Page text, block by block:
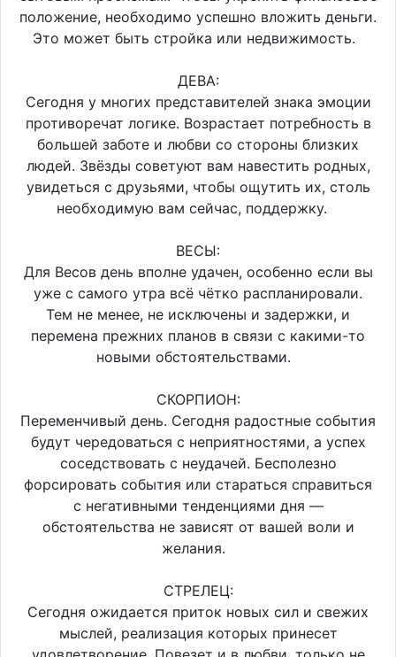
положение, необходимо успешно вложить деньги.
Это может быть стройка или недвижимость.
ДЕВА:
Сегодня у многих представителей знака эмоции
противоречат логике. Возрастает потребность в
большей заботе и любви со стороны близких
людей. Звёзды советуют вам навестить родных,
увидеться с друзьями, чтобы ощутить их, столь
необходимую вам сейчас, поддержку.
ВЕСЫ:
Для Весов день вполне удачен, особенно если вы
уже с самого утра всё чётко распланировали.
Тем не менее, не исключены и задержки, и
перемена прежних планов в связи с какими-то
новыми обстоятельствами.
СКОРПИОН:
Переменчивый день. Сегодня радостные события
будут чередоваться с неприятностями, а успех
соседствовать с неудачей. Бесполезно
форсировать события или стараться справиться
с негативными тенденциями дня —
обстоятельства не зависят от вашей воли и
желания.
СТРЕЛЕЦ:
Сегодня ожидается приток новых сил и свежих
мыслей, реализация которых принесет